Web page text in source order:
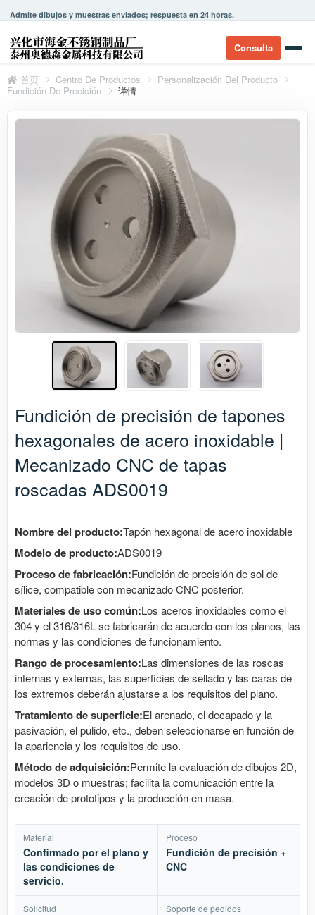
Admite dibujos y muestras enviados; respuesta en 24 horas.
Consulta
首页 Centro De Productos
Personalización Del Producto
Fundición De Precisión
详情
Fundición de precisión de tapones
hexagonales de acero inoxidable |
Mecanizado CNC de tapas
roscadas ADS0019
Nombre del producto:Tapón hexagonal de acero inoxidable
Modelo de producto:ADS0019
Proceso de fabricación:Fundición de precisión de sol de
sílice, compatible con mecanizado CNC posterior.
Materiales de uso común:Los aceros inoxidables como el
304 y el 316/316L se fabricarán de acuerdo con los planos, las
normas y las condiciones de funcionamiento.
Rango de procesamiento:Las dimensiones de las roscas
internas y externas, las superficies de sellado y las caras de
los extremos deberán ajustarse a los requisitos del plano.
Tratamiento de superficie:El arenado, el decapado y la
pasivación, el pulido, etc., deben seleccionarse en función de
la apariencia y los requisitos de uso.
Método de adquisición:Permite la evaluación de dibujos 2D,
modelos 3D o muestras; facilita la comunicación entre la
creación de prototipos y la producción en masa.
Material
Confirmado por el plano y
las condiciones de
servicio.
Proceso
Fundición de precisión +
CNC
Solicitud Soporte de pedidos